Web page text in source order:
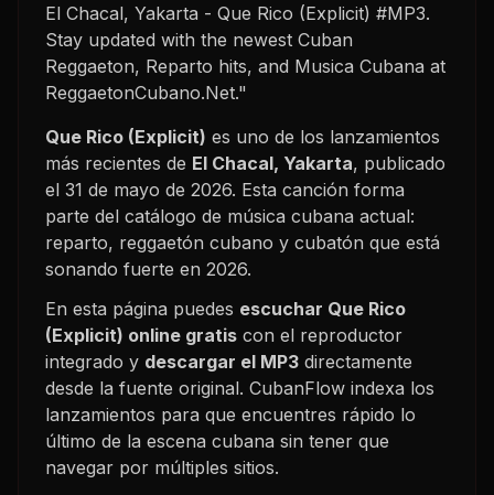
El Chacal, Yakarta - Que Rico (Explicit) #MP3.
Stay updated with the newest Cuban
Reggaeton, Reparto hits, and Musica Cubana at
ReggaetonCubano.Net."
Que Rico (Explicit) es uno de los lanzamientos
más recientes de El Chacal, Yakarta, publicado
el 31 de mayo de 2026. Esta canción forma
parte del catálogo de música cubana actual:
reparto, reggaetón cubano y cubatón que está
sonando fuerte en 2026.
En esta página puedes escuchar Que Rico
(Explicit) online gratis con el reproductor
integrado y descargar el MP3 directamente
desde la fuente original. CubanFlow indexa los
lanzamientos para que encuentres rápido lo
último de la escena cubana sin tener que
navegar por múltiples sitios.